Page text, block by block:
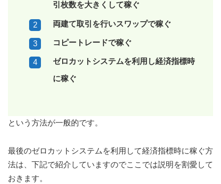
引枚数を大きくして稼ぐ
両建て取引を行いスワップで稼ぐ
コピートレードで稼ぐ
ゼロカットシステムを利用し経済指標時
に稼ぐ
という方法が一般的です。
最後のゼロカットシステムを利用して経済指標時に稼ぐ方
法は、下記で紹介していますのでここでは説明を割愛して
おきます。